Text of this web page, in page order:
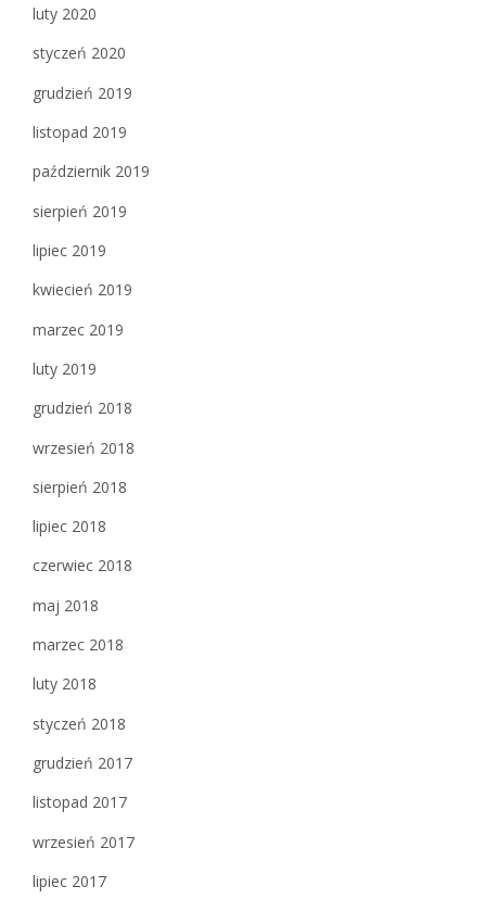
luty 2020
styczeń 2020
grudzień 2019
listopad 2019
październik 2019
sierpień 2019
lipiec 2019
kwiecień 2019
marzec 2019
luty 2019
grudzień 2018
wrzesień 2018
sierpień 2018
lipiec 2018
czerwiec 2018
maj 2018
marzec 2018
luty 2018
styczeń 2018
grudzień 2017
listopad 2017
wrzesień 2017
lipiec 2017